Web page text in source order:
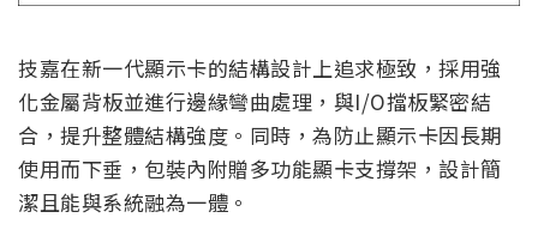
技嘉在新一代顯示卡的結構設計上追求極致，採用強
化金屬背板並進行邊緣彎曲處理，與I/O擋板緊密結
合，提升整體結構強度。同時，為防止顯示卡因長期
使用而下垂，包裝內附贈多功能顯卡支撐架，設計簡
潔且能與系統融為一體。